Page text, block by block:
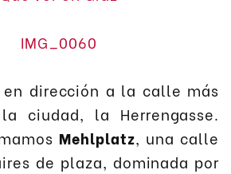
en dirección a la calle más
ciudad, la Herrengasse.
Mehlplatz, una calle
de plaza, dominada por